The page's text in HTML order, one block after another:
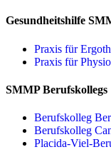
Gesundheitshilfe
Praxis für
Praxis für
SMMP Berufskollegs
Berufskolleg
Berufskolleg
Placida-Viel-